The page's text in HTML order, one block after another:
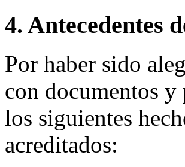
4. Antecedentes
Por haber sido
con documentos
los siguientes
acreditados: